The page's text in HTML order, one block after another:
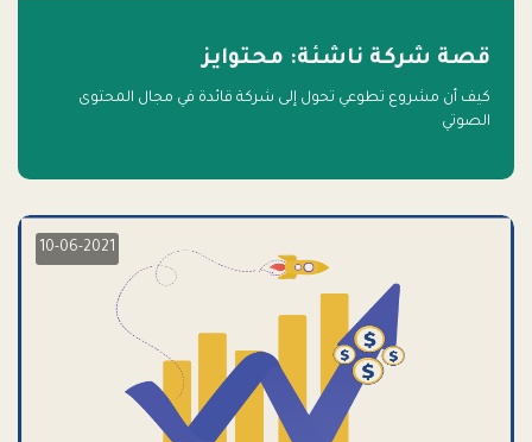
قصة شركة ناشئة: محتوايز
كيف أن مشروع تطوعي تحول إلى شركة قائدة في مجال المحتوى
الصوتي
10-06-2021